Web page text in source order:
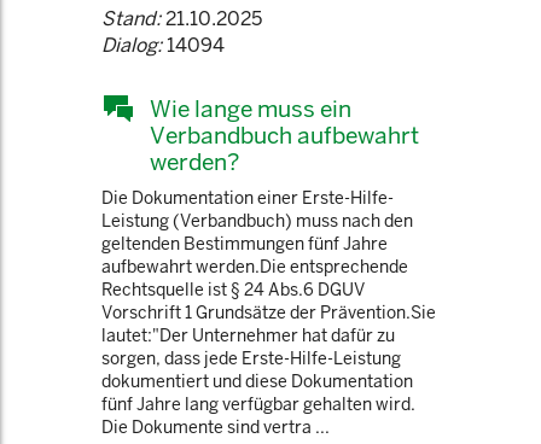
Stand:21.10.2025
Dialog:14094
Wie lange muss ein
Verbandbuch aufbewahrt
werden?
Die Dokumentation einer Erste-Hilfe-
Leistung (Verbandbuch) muss nach den
geltenden Bestimmungen fünf Jahre
aufbewahrt werden.Die entsprechende
Rechtsquelle ist § 24 Abs.6 DGUV
Vorschrift 1 Grundsätze der Prävention.Sie
lautet:"Der Unternehmer hat dafür zu
sorgen, dass jede Erste-Hilfe-Leistung
dokumen­tiert und diese Dokumentation
fünf Jahre lang verfügbar gehalten wird.
Die Doku­mente sind vertra ...